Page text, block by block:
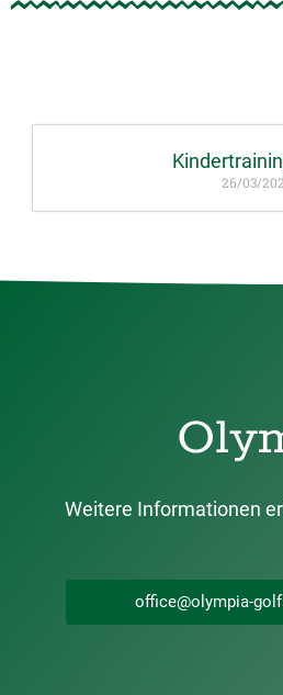
26/03/
Weitere Informationen
office@olympia-